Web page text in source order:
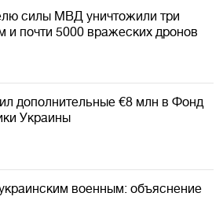
силы МВД уничтожили три
и почти 5000 вражеских дронов
дополнительные €8 млн в Фонд
Украины
военным: объяснение